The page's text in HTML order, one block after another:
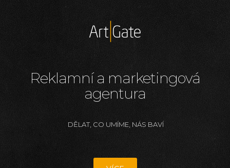
Reklamní a marketingová
agentura
DĚLAT, CO UMÍME, NÁS BAVÍ